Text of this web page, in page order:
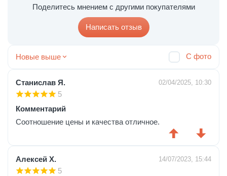
Поделитесь мнением с другими покупателями
Написать отзыв
Новые выше С фото
Станислав Я. 02/04/2025, 10:30
5
Комментарий
Соотношение цены и качества отличное.
Алексей Х. 14/07/2023, 15:44
5